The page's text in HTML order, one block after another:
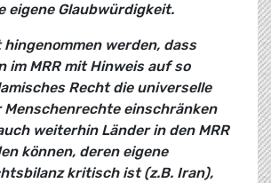
eigene Glaubwürdigkeit.
werden, dass
im MRR mit Hinweis auf so
Recht die universelle
einschränken
weiterhin Länder in den MRR
können, deren eigene
kritisch ist (z.B. Iran),